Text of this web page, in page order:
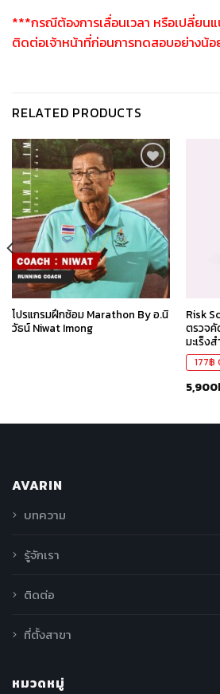
***กรณีต้องการเลื่อนเวลา หรือเปลี่ยน
ติดต่อเจ้าหน้าที่ก่อนการทดสอบอย่างน้อ
RELATED PRODUCTS
เก็บ
ใน
สินค้า
ที่ชอบ
โปรแกรมฝึกซ้อม Marathon By อ.นิ
วัธน์ Niwat Imong
Risk
ตรวจคั
มะเร็ง
177฿
5,900
AVARIN
บทความ
รู้จักเรา
ติดต่อ
ที่ตั้งสาขา
หมวดหมู่